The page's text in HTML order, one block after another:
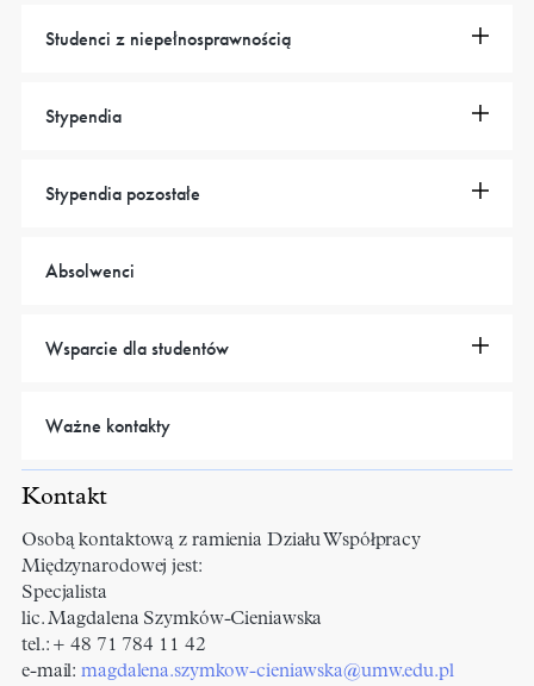
Studenci z niepełnosprawnością
Stypendia
Stypendia pozostałe
Absolwenci
Wsparcie dla studentów
Ważne kontakty
Kontakt
Osobą kontaktową z ramienia Działu Współpracy
Międzynarodowej jest:
Specjalista
lic. Magdalena Szymków-Cieniawska
tel.: + 48 71 784 11 42
e-mail:magdalena.szymkow-cieniawska@umw.edu.pl